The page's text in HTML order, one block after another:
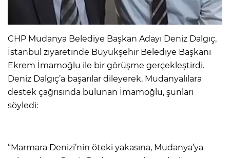
CHP Mudanya Belediye Başkan Adayı Deniz Dalgıç,
İstanbul ziyaretinde Büyükşehir Belediye Başkanı
Ekrem İmamoğlu ile bir görüşme gerçekleştirdi.
Deniz Dalgıç’a başarılar dileyerek, Mudanyalılara
destek çağrısında bulunan İmamoğlu, şunları
söyledi:
“Marmara Denizi’nin öteki yakasına, Mudanya’ya